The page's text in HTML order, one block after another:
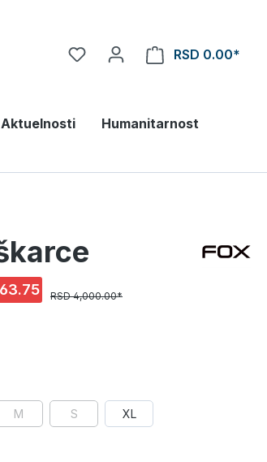
RSD 0.00*
Aktuelnosti Humanitarnost
63.75
RSD 4,000.00*
M S XL